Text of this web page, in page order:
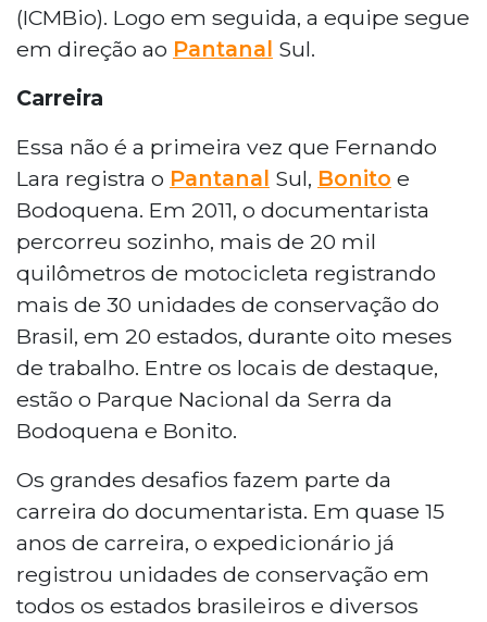
(ICMBio). Logo em seguida, a equipe segue
em direção ao Pantanal Sul.
Carreira
Essa não é a primeira vez que Fernando
Lara registra o Pantanal Sul, Bonito e
Bodoquena. Em 2011, o documentarista
percorreu sozinho, mais de 20 mil
quilômetros de motocicleta registrando
mais de 30 unidades de conservação do
Brasil, em 20 estados, durante oito meses
de trabalho. Entre os locais de destaque,
estão o Parque Nacional da Serra da
Bodoquena e Bonito.
Os grandes desafios fazem parte da
carreira do documentarista. Em quase 15
anos de carreira, o expedicionário já
registrou unidades de conservação em
todos os estados brasileiros e diversos